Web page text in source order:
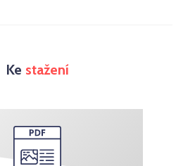
Ke stažení